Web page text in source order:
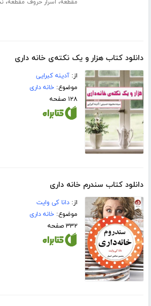
مقطعه، اسرار حروف مقطعه،
دانلود کتاب هزار و یک نکته‌ی خانه داری
از:آدینه کبرایی
موضوع:خانه داری
۱۲۸ صفحه
دانلود کتاب سندرم خانه داری
از:دانا کی وایت
موضوع:خانه داری
۳۳۲ صفحه